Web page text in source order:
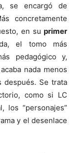
se encargó de
concretamente
en su primer
el tomo más
pedagógico y,
nada menos
después. Se trata
como si LC
los “personajes”
y el desenlace